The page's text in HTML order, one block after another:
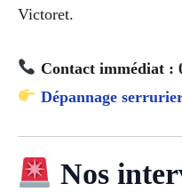
Victoret.
Contact immédiat :
Dépannage
Nos